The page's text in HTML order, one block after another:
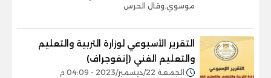
موسوي.وقال الحرس
التقرير الأسبوعي لوزارة التربية والتعليم
والتعليم الفني (إنفوجراف)
الجمعة 22/ديسمبر/2023 - 04:09 م